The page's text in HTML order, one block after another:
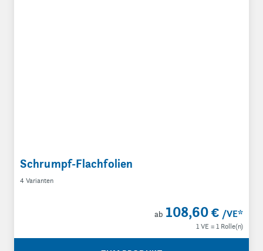
Schrumpf-Flachfolien
4 Varianten
ab 108,60 € /VE*
1 VE = 1 Rolle(n)